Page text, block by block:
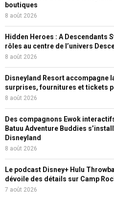
boutiques
8 août 2026
Hidden Heroes : A Descendants
rôles au centre de l’univers
8 août 2026
Disneyland Resort accompagne
surprises, fournitures et tickets
8 août 2026
Des compagnons Ewok
Batuu Adventure Buddies
Disneyland
8 août 2026
Le podcast Disney+ Hulu
dévoile des détails sur Camp
7 août 2026